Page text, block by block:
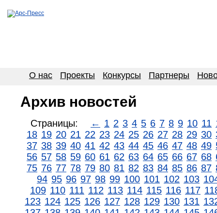
О нас Проекты Конкурсы Партнеры
Архив новостей
Страницы: ← 1 2 3 4 5 6 7 8 9 10 11
18 19 20 21 22 23 24 25 26 27 28 29 30
37 38 39 40 41 42 43 44 45 46 47 48 49
56 57 58 59 60 61 62 63 64 65 66 67 68
75 76 77 78 79 80 81 82 83 84 85 86 87
94 95 96 97 98 99 100 101 102 103
109 110 111 112 113 114 115 116 117
123 124 125 126 127 128 129 130 131